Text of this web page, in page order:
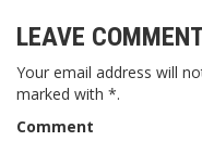
LEAVE
Your email address will
marked with *.
Comment